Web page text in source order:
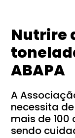
Nutrire
ABAPA
A
necessita
mais de
sendo